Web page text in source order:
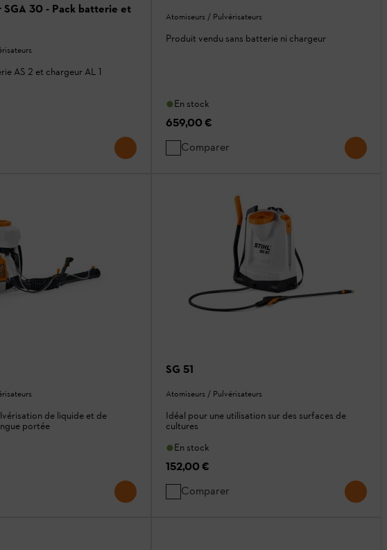
SGA 30 - Pack batterie et
AS 2 et chargeur AL 1
Atomiseurs / Pulvérisateurs
Produit vendu sans batterie ni chargeur
En stock
659,00 €
Comparer
de liquide et de
portée
SG 51
Atomiseurs / Pulvérisateurs
Idéal pour une utilisation sur des surfaces de
cultures
En stock
152,00 €
Comparer